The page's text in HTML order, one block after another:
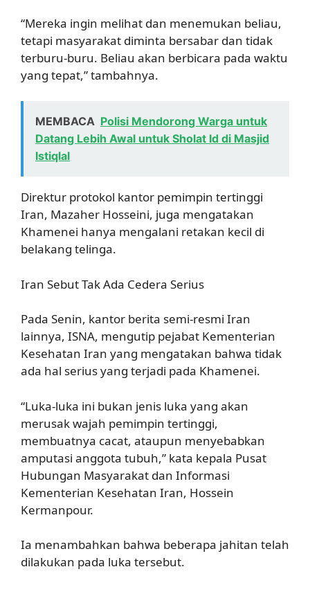
“Mereka ingin melihat dan menemukan beliau,
tetapi masyarakat diminta bersabar dan tidak
terburu-buru. Beliau akan berbicara pada waktu
yang tepat,” tambahnya.
MEMBACA Polisi Mendorong Warga untuk
Datang Lebih Awal untuk Sholat Id di Masjid
Istiqlal
Direktur protokol kantor pemimpin tertinggi
Iran, Mazaher Hosseini, juga mengatakan
Khamenei hanya mengalani retakan kecil di
belakang telinga.
Iran Sebut Tak Ada Cedera Serius
Pada Senin, kantor berita semi-resmi Iran
lainnya, ISNA, mengutip pejabat Kementerian
Kesehatan Iran yang mengatakan bahwa tidak
ada hal serius yang terjadi pada Khamenei.
“Luka-luka ini bukan jenis luka yang akan
merusak wajah pemimpin tertinggi,
membuatnya cacat, ataupun menyebabkan
amputasi anggota tubuh,” kata kepala Pusat
Hubungan Masyarakat dan Informasi
Kementerian Kesehatan Iran, Hossein
Kermanpour.
Ia menambahkan bahwa beberapa jahitan telah
dilakukan pada luka tersebut.